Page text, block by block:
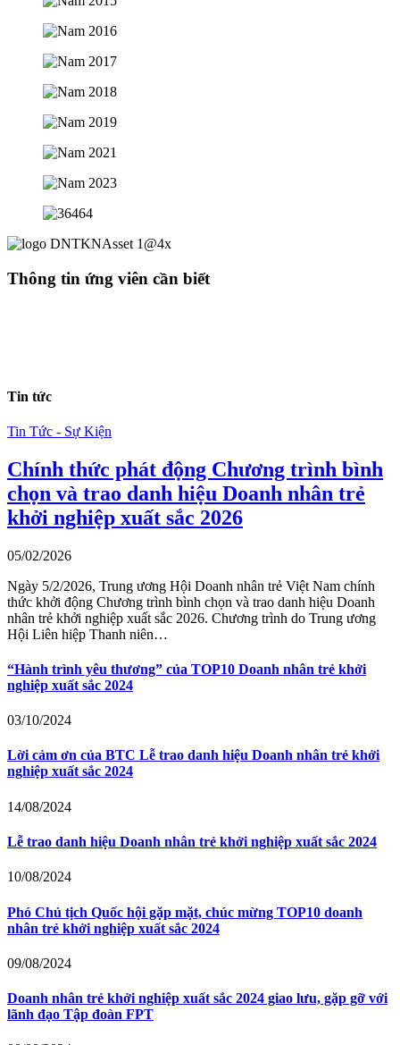
Thông tin ứng viên cần biết
Tin tức
Tin Tức - Sự Kiện
Chính thức phát động Chương trình bình
chọn và trao danh hiệu Doanh nhân trẻ
khởi nghiệp xuất sắc 2026
05/02/2026
Ngày 5/2/2026, Trung ương Hội Doanh nhân trẻ Việt Nam chính
thức khởi động Chương trình bình chọn và trao danh hiệu Doanh
nhân trẻ khởi nghiệp xuất sắc 2026. Chương trình do Trung ương
Hội Liên hiệp Thanh niên…
“Hành trình yêu thương” của TOP10 Doanh nhân trẻ khởi
nghiệp xuất sắc 2024
03/10/2024
Lời cảm ơn của BTC Lễ trao danh hiệu Doanh nhân trẻ khởi
nghiệp xuất sắc 2024
14/08/2024
Lễ trao danh hiệu Doanh nhân trẻ khởi nghiệp xuất sắc 2024
10/08/2024
Phó Chủ tịch Quốc hội gặp mặt, chúc mừng TOP10 doanh
nhân trẻ khởi nghiệp xuất sắc 2024
09/08/2024
Doanh nhân trẻ khởi nghiệp xuất sắc 2024 giao lưu, gặp gỡ với
lãnh đạo Tập đoàn FPT